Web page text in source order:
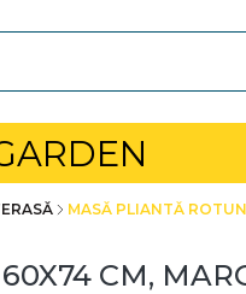
MASĂ PLIANTĂ
CM,